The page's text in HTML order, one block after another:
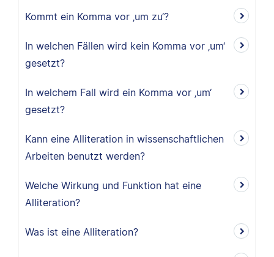
Kommt ein Komma vor ‚um zu‘?
In welchen Fällen wird kein Komma vor ‚um‘
gesetzt?
In welchem Fall wird ein Komma vor ‚um‘
gesetzt?
Kann eine Alliteration in wissenschaftlichen
Arbeiten benutzt werden?
Welche Wirkung und Funktion hat eine
Alliteration?
Was ist eine Alliteration?